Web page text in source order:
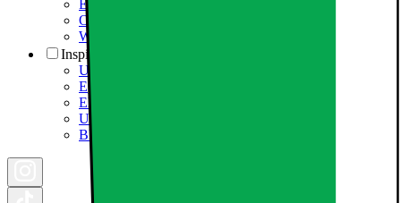
Elgigantens Kundeklub
Om Elgiganten Erhverv
Whistleblowing i organisationen
Inspiration
Ugens tilbud - og andre gode priser
Epoq køkken & bryggers
Elgigantens Magasin
Udsalg
Black Friday 2026